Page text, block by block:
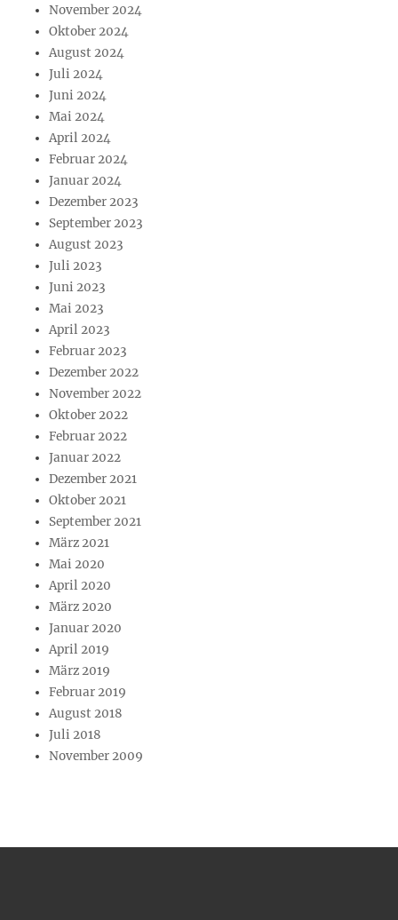
November 2024
Oktober 2024
August 2024
Juli 2024
Juni 2024
Mai 2024
April 2024
Februar 2024
Januar 2024
Dezember 2023
September 2023
August 2023
Juli 2023
Juni 2023
Mai 2023
April 2023
Februar 2023
Dezember 2022
November 2022
Oktober 2022
Februar 2022
Januar 2022
Dezember 2021
Oktober 2021
September 2021
März 2021
Mai 2020
April 2020
März 2020
Januar 2020
April 2019
März 2019
Februar 2019
August 2018
Juli 2018
November 2009